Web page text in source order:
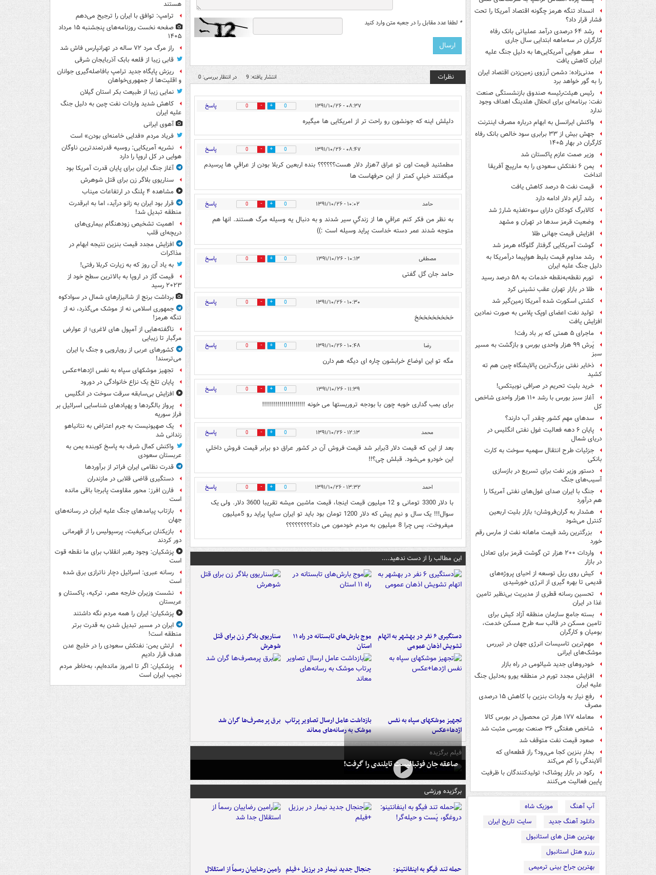
انسداد تنگه هرمز چگونه اقتصاد آمریکا را تحت
فشار قرار داد؟
رشد ۶۴ درصدی درآمد عملیاتی بانک رفاه
کارگران در سه‌ماهه ابتدایی سال جاری
سفر هوایی آمریکایی‌ها به دلیل جنگ علیه
ایران کاهش یافت
مدنی‌زاده: دشمن آرزوی زمین‌زدن اقتصاد ایران
را به گور خواهد برد
رئیس هیئت‌رئیسه صندوق بازنشستگی صنعت
نفت: برنامه‌ای برای انحلال هلدینگ اهداف وجود
ندارد
واکنش ایرانسل به ابهام درباره مصرف اینترنت
جهش بیش از ۳۳ برابری سود خالص بانک رفاه
کارگران در بهار ۱۴۰۵
وزیر صمت عازم پاکستان شد
یمن ۶ نفتکش سعودی را به مارپیچ آفریقا
انداخت
قیمت نفت ۵ درصد کاهش یافت
رشد آرام دلار ادامه دارد
کالابرگ کودکان دارای سوءتغذیه شارژ شد
وضعیت قرمز سدها در تهران و مشهد
افزایش قیمت جهانی طلا
گوشت آمریکایی گرفتار گلوگاه هرمز شد
رشد مداوم قیمت بلیط هواپیما درآمریکا به
دلیل جنگ علیه ایران
تورم نقطه‌به‌نقطه خدمات به ۵۸ درصد رسید
طلا در بازار تهران عقب نشینی کرد
کشتی اسکورت شده آمریکا زمین‌گیر شد
تولید نفت اعضای اوپک پلاس به صورت نمادین
افزایش یافت
ماجرای ۵ همتی که بر باد رفت!
پَرش ۹۹ هزار واحدی بورس و بازگشت به مسیر
سبز
ذخایر نفتی بزرگ‌ترین پالایشگاه چین هم ته
کشید
خرید بلیت تحریم در صرافی نوبیتکس!
آغاز سبز بورس با رشد ۱۱۰ هزار واحدی شاخص
کل
سدهای مهم کشور چقدر آب دارند؟
پایان ۶ دهه فعالیت غول نفتی انگلیس در
دریای شمال
جزئیات طرح انتقال سهمیه سوخت به کارت
بانکی
دستور وزیر نفت برای تسریع در بازسازی
آسیب‌های جنگ
جنگ با ایران صدای غول‌های نفتی آمریکا را
هم درآورد
هشدار به گران‌فروشان؛ بازار بلیت اربعین
کنترل می‌شود
بزرگترین رشد قیمت ماهانه نفت از مارس رقم
خورد
واردات ۲۰۰ هزار تن گوشت قرمز برای تعادل
در بازار
کیش روی ریل توسعه از احیای پروژه‌های
قدیمی تا بهره گیری از انرژی خورشیدی
تحسین رسانه قطری از مدیریت بی‌نظیر تامین
غذا در ایران
بسته جامع سازمان منطقه آزاد کیش برای
تامین مسکن در فالب سه طرح مسکن خدمت،
بومیان و کارگران
مهم‌ترین تاسیسات انرژی جهان در تیررس
موشک‌های ایرانی
خودروهای جدید شیائومی در راه بازار
افزایش مجدد تورم در منطقه یورو به‌دلیل جنگ
علیه ایران
رفع نیاز به واردات بنزین با کاهش ۱۵ درصدی
مصرف
معامله ۱۷۷ هزار تن محصول در بورس کالا
شاخص‌ هفتگی ۳۶ صنعت بورسی مثبت شد
صعود قیمت نفت متوقف شد
بخارِ بنزین کجا می‌رود؟ راز قطعه‌ای که
آلایندگی را کم می‌کند
رکود در بازار پوشاک؛ تولیدکنندگان با ظرفیت
پایین فعالیت می‌کنند
آپ آهنگ
موزیک شاه
دانلود آهنگ جدید
سایت تاریخ ایران
بهترین هتل های استانبول
رزرو هتل استانبول
بهترین جراح بینی ترمیمی
* لطفا عدد مقابل را در جعبه متن وارد کنید
نظرات انتشار یافته: 9 در انتظار بررسی: 0
۰۸:۳۷ - ۱۳۹۱/۱۰/۲۶ 0
0 پاسخ
دلیلش اینه که جونشون رو راحت تر از امریکایی ها میگیره
۰۸:۴۷ - ۱۳۹۱/۱۰/۲۶ 0
0 پاسخ
مطمئنيد قيمت اون تو عراق 7هزار دلار هست؟؟؟؟؟؟ بنده اربعين كربلا بودن از عراقي ها پرسيدم
ميگفتند خيلي كمتر از اين حرفهاست ها
حامد ۱۰:۰۲ - ۱۳۹۱/۱۰/۲۶ 0
0 پاسخ
به نظر من فكر كنم عراقي ها از زندگي سير شدند و به دنبال يه وسيله مرگ هستند. انها هم
متوجه شدند عمر دسته خداست پرايد وسيله است :))
مصطفی ۱۰:۱۳ - ۱۳۹۱/۱۰/۲۶ 0
0 پاسخ
حامد جان گل گفتی
۱۰:۳۰ - ۱۳۹۱/۱۰/۲۶ 0
0 پاسخ
خخخخخخخخخ
رضا ۱۰:۴۸ - ۱۳۹۱/۱۰/۲۶ 0
0 پاسخ
مگه تو این اوضاع خرابشون چاره ای دیگه هم دارن
۱۱:۳۹ - ۱۳۹۱/۱۰/۲۶ 0
0 پاسخ
برای بمب گداری خوبه چون با بودجه تروریستها می خونه !!!!!!!!!!!!!!!!!!!!!!
محمد ۱۲:۱۳ - ۱۳۹۱/۱۰/۲۶ 0
0 پاسخ
بعد از این که قیمت دلار 3برابر شد قيمت فروش آن در كشور عراق دو برابر قيمت فروش داخلي
اين خودرو می‌شود. قبلش چی؟!!
احمد ۱۳:۳۲ - ۱۳۹۱/۱۰/۲۶ 0
0 پاسخ
با دلار 3300 تومانی و 12 میلیون قیمت اینجا، قیمت ماشین میشه تقریبا 3600 دلار. ولی یک
سوال!!! یک سال و نیم پیش که دلار 1200 تومان بود باید تو ایران سایپا پراید رو 5میلیون
میفروخت، پس چرا 8 میلیون به مردم خودمون می داد؟؟؟؟؟؟؟؟؟
این مطالب را از دست ندهید....
دستگیری ۶ نفر در بهشهر به اتهام
تشویش اذهان عمومی
موج بارش‌های تابستانه در راه ۱۱
استان
سناریوی بلاگر زن برای قتل
شوهرش
تجهیز موشکهای سپاه به نفس
اژدها+عکس
بازداشت عامل ارسال تصاویر پرتاب
موشک به رسانه‌های معاند
برق پرمصرف‌ها گران شد
فیلم برگزیده
صاعقه جان فوتبالیست تایلندی را گرفت!
برگزیده ورزشی
حمله تند فیگو به اینفانتینو:
جنجال جدید نیمار در برزیل +فیلم رامین رضاییان رسماً از استقلال
هستند
ترامپ: توافق با ایران را ترجیح می‌دهم
صفحه نخست روزنامه‌های پنجشنبه ۱۵ مرداد
۱۴۰۵
راز مرگ مرد ۷۲ ساله در تهرانپارس فاش شد
قابی زیبا از قلعه بابک آذربایجان شرقی
ریزش پایگاه جدید ترامپ بافاصله‌گیری جوانان
و اقلیت‌ها از جمهوری‌خواهان
نمایی زیبا از طبیعت بکر استان گیلان
کاهش شدید واردات نفت چین به دلیل جنگ
علیه ایران
آهوی ایرانی
فریاد مردم «فدایی خامنه‌ای بودن» است
نشریه آمریکایی: روسیه قدرتمندترین ناوگان
هوایی در کل اروپا را دارد
آغاز جنگ ایران برای پایان قدرت آمریکا بود
سناریوی بلاگر زن برای قتل شوهرش
مشاهده ۴ پلنگ در ارتفاعات میناب
قرار بود ایران به زانو درآید، اما به ابرقدرت
منطقه تبدیل شد!
اهمیت تشخیص زودهنگام بیماری‌های
دریچه‌ای قلب
افزایش مجدد قیمت بنزین نتیجه ابهام در
مذاکرات
به یاد آن روز که به زیارت کربلا رفتی!
قیمت گاز در اروپا به بالاترین سطح خود از
۲۰۲۳ رسید
برداشت برنج از شالیزارهای شمال در سوادکوه
جمهوری اسلامی نه از موشک می‌گذرد، نه از
تنگه هرمز!
ناگفته‌هایی از آمپول های لاغری؛ از عوارض
مرگبار تا زیبایی
کشورهای عربی از رویارویی و جنگ با ایران
می‌ترسند!
تجهیز موشکهای سپاه به نفس اژدها+عکس
پایان تلخ یک نزاع خانوادگی در دورود
افزایش بی‌سابقه سرقت سوخت در انگلیس
پرواز بالگردها و پهپادهای شناسایی اسرائیل بر
فراز سوریه
یک صهیونیست به جرم اعتراض به نتانیاهو
زندانی شد
واکنش کمال شرف به پاسخ کوبنده یمن به
عربستان سعودی
قدرت نظامی ایران فراتر از برآوردها
دستگیری قاضی قلابی در مازندران
فارن افرز: محور مقاومت پابرجا باقی مانده
است
بازتاب پیامدهای جنگ علیه ایران در رسانه‌های
جهان
بازیکنان بی‌کیفیت، پرسپولیس را از قهرمانی
دور کردند
پزشکیان: وجود رهبر انقلاب برای ما نقطه قوت
است
رسانه عبری: اسرائیل دچار ناترازی برق شده
است
نشست وزیران خارجه مصر، ترکیه، پاکستان و
عربستان
پزشکیان: ایران را همه مردم نگه داشتند
ایران در مسیر تبدیل شدن به قدرت برتر
منطقه است!
ارتش یمن: نفتکش سعودی را در خلیج عدن
هدف قرار دادیم
پزشکیان: اگر تا امروز مانده‌ایم، به‌خاطر مردم
نجیب ایران است